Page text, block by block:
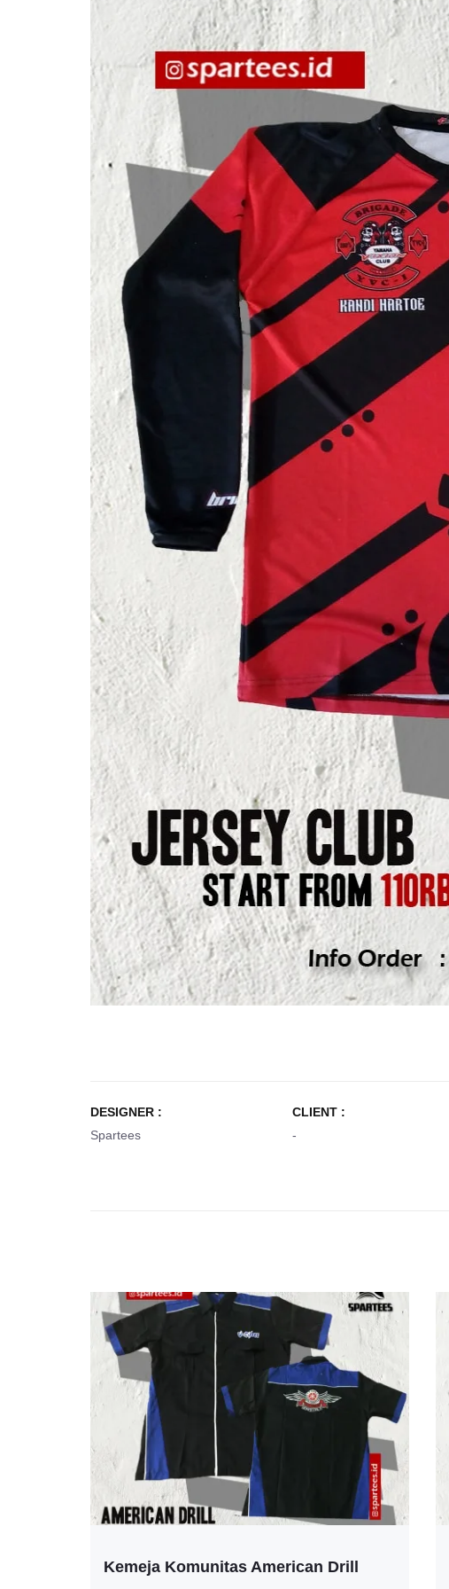
DESIGNER :
Spartees
CLIENT :
-
Kemeja Komunitas American Drill